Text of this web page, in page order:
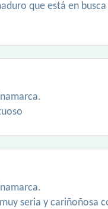
que está en
seria y cariñoñosa